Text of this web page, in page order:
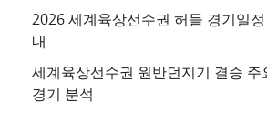
추
사
이
2026 세계육상선수권 허들 경기일
내
세계육상선수권 원반던지기 결승 주
경기 분석